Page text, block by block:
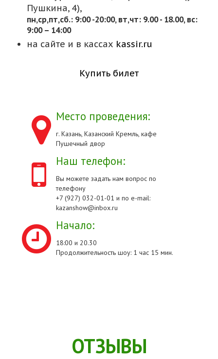
Пушкина, 4),
пн,cр,пт,сб.: 9:00 -20:00, вт,чт: 9.00 - 18.00, вс:
9:00 – 14:00
на сайте и в кассах kassir.ru
Купить билет
Место проведения:
г. Казань, Казанский Кремль, кафе
Пушечный двор
Наш телефон:
Вы можете задать нам вопрос по
телефону
+7 (927) 032-01-01 и по e-mail:
kazanshow@inbox.ru
Начало:
18:00 и 20.30
Продолжительность шоу: 1 час 15 мин.
ОТЗЫВЫ